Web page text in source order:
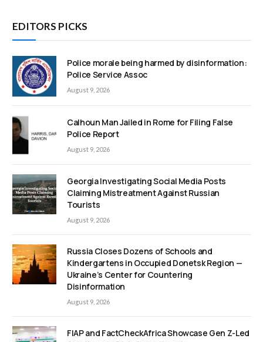
EDITORS PICKS
Police morale being harmed by disinformation:
Police Service Assoc
August 9, 2026
Calhoun Man Jailed in Rome for Filing False
Police Report
August 9, 2026
Georgia Investigating Social Media Posts
Claiming Mistreatment Against Russian
Tourists
August 9, 2026
Russia Closes Dozens of Schools and
Kindergartens in Occupied Donetsk Region —
Ukraine’s Center for Countering
Disinformation
August 9, 2026
FIAP and FactCheckAfrica Showcase Gen Z-Led